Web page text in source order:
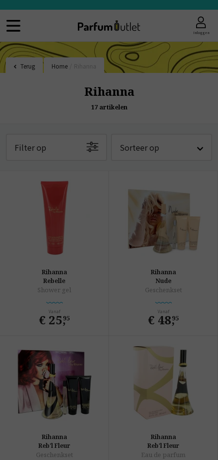
Inloggen
Terug Home
Rihanna
17 artikelen
Filter op Sorteer op
Rihanna
Rebelle
Shower gel
Vanaf
€ 25,
95
Rihanna
Nude
Geschenkset
Vanaf
€ 48,
95
Rihanna
Reb'l Fleur
Geschenkset
Rihanna
Reb'l Fleur
Eau de parfum